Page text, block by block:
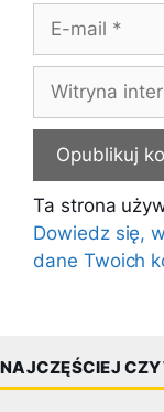
mail
internetowa
Ta strona
Dowiedz się,
dane Twoich
NAJCZĘŚCIEJ